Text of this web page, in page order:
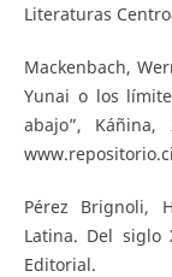
Literaturas
Mackenbach,
Yunai o los
abajo”,
Pérez Brignoli,
Latina. Del siglo
Editorial.